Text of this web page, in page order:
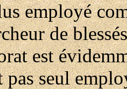
employé
de
est
pas seul